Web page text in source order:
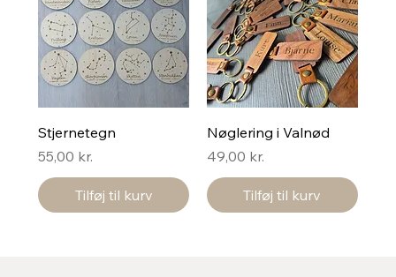
Stjernetegn
Pris
55,00 kr.
Tilføj til kurv
Nøglering i Valnød
Pris
49,00 kr.
Tilføj til kurv